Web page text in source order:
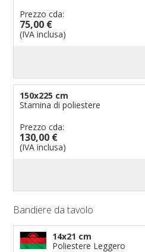
Prezzo cda:
75,00 €
(IVA inclusa)
150x225 cm
Stamina di poliestere
Prezzo cda:
130,00 €
(IVA inclusa)
Bandiere da tavolo
14x21 cm
Poliestere Leggero